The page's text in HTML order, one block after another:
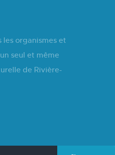
les organismes et
seul et même
de Rivière-